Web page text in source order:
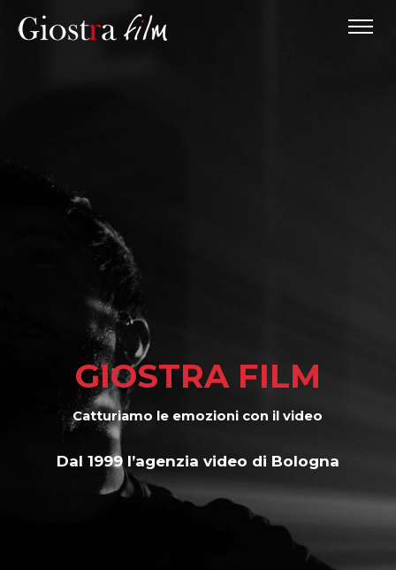
GIOSTRA FILM
Catturiamo le emozioni con il video
Dal 1999 l’agenzia video di Bologna